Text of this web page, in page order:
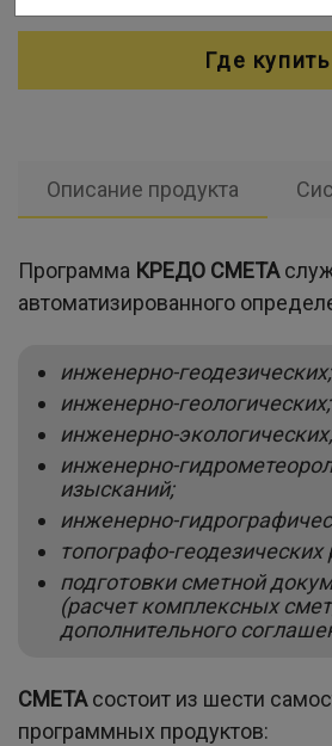
Где купить
Описание продукта
Программа КРЕДО СМЕТА
автоматизированного
инженерно-геодезических;
инженерно-геологических;
инженерно-экологических;
инженерно-
изысканий;
инженерно-
топографо-геодезических
подготовки сметной
(расчет комплексных
дополнительного
СМЕТАсостоит из шести
программных продуктов: